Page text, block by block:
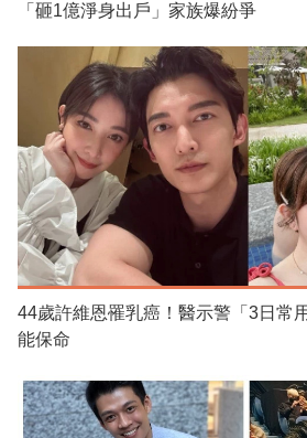
「砸1億淨身出戶」家族爆紛爭
44歲許維恩罹乳癌！醫示警「3日常
能保命